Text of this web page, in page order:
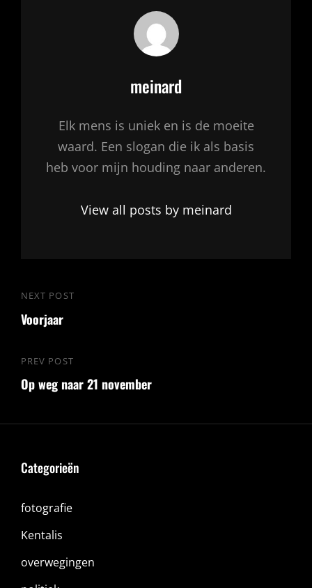
Author:
meinard
Elk mens is uniek en is de moeite
waard. Een slogan die ik als basis
heb voor mijn houding naar anderen.
View all posts by meinard
Bericht
navigatie
Previous
Post
PREV POST
Op weg naar 21 november
Next
Post
NEXT POST
Voorjaar
Categorieën
fotografie
Kentalis
overwegingen